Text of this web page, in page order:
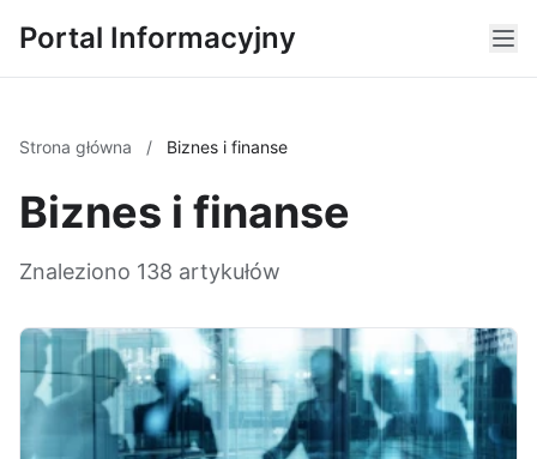
Portal Informacyjny
Strona główna / Biznes i finanse
Biznes i finanse
Znaleziono 138 artykułów